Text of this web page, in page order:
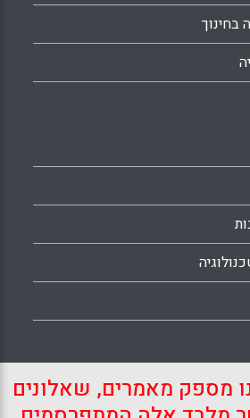
בחינוך
מספק מאמרים, שאלונים